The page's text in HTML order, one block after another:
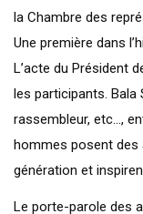
la Chambre des
Une première dans
L’acte du Président
les participants. Bala
rassembleur, etc…,
hommes posent des
génération et
Le porte-parole des